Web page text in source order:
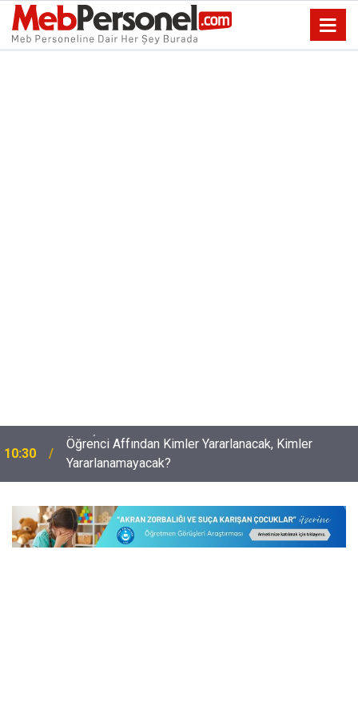
10:30
Öğrenci Affından Kimler Yararlanacak, Kimler
Yararlanamayacak?